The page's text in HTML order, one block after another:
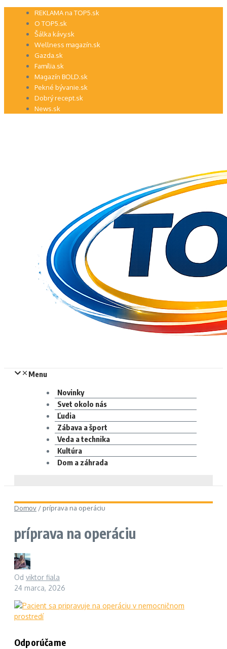
Preskočiť REKLAMA na TOP5.sk
O TOP5.sk
Šálka kávy.sk
Wellness magazín.sk
Gazda.sk
Família.sk
Magazín BOLD.sk
Pekné bývanie.sk
Dobrý recept.sk
News.sk
Menu
Novinky
Svet okolo nás
Ľudia
Zábava a šport
Veda a technika
Kultúra
Dom a záhrada
Domov / príprava na operáciu
príprava na operáciu
Od viktor fiala
24 marca, 2026
Odporúčame